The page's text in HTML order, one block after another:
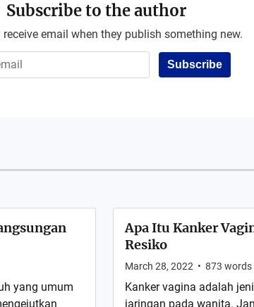
Subscribe to the author
receive email when they publish something new.
Subscribe
yang umum
Apa Itu Kanker
Resiko
March 28, 2022 • 873 words
Kanker vagina adalah
jaringan pada wanita.